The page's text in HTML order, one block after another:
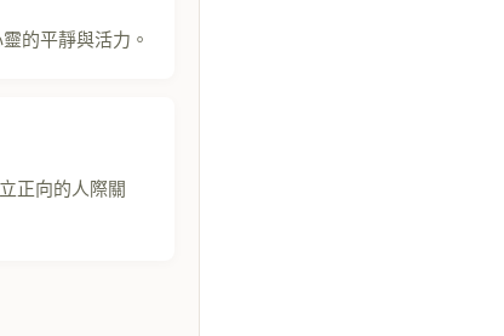
的平靜與活力。
正向的人際關